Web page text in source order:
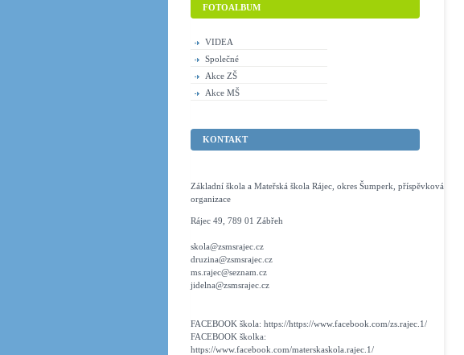
FOTOALBUM
VIDEA
Společné
Akce ZŠ
Akce MŠ
KONTAKT
Základní škola a Mateřská škola Rájec, okres Šumperk, příspěvková
organizace
Rájec 49, 789 01 Zábřeh
skola@zsmsrajec.cz
druzina@zsmsrajec.cz
ms.rajec@seznam.cz
jidelna@zsmsrajec.cz
FACEBOOK škola: https://https://www.facebook.com/zs.rajec.1/
FACEBOOK školka:
https://www.facebook.com/materskaskola.rajec.1/